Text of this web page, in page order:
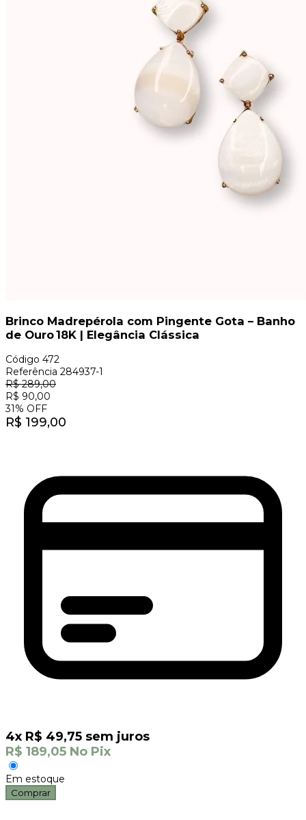
Brinco Madrepérola com Pingente Gota – Banho
de Ouro 18K | Elegância Clássica
Código 472
Referência 284937-1
R$289,00
R$ 90,00
31% OFF
R$ 199,00
4x R$ 49,75 sem juros
R$ 189,05 No Pix
Em estoque
Comprar